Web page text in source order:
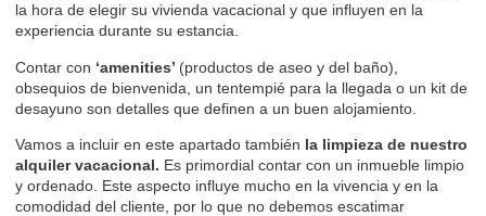
la hora de elegir su vivienda vacacional y que influyen en la
experiencia durante su estancia.
Contar con ‘amenities’ (productos de aseo y del baño),
obsequios de bienvenida, un tentempié para la llegada o un kit de
desayuno son detalles que definen a un buen alojamiento.
Vamos a incluir en este apartado también la limpieza de nuestro
alquiler vacacional. Es primordial contar con un inmueble limpio
y ordenado. Este aspecto influye mucho en la vivencia y en la
comodidad del cliente, por lo que no debemos escatimar